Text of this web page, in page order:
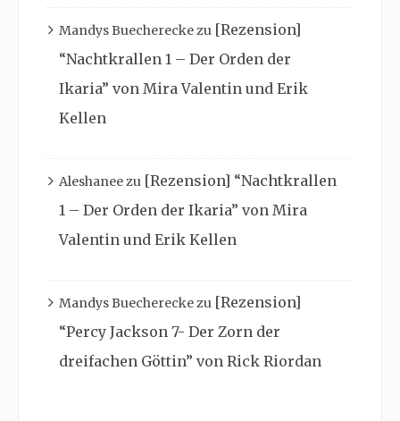
Mandys Buechereckezu [Rezension]
“Nachtkrallen 1 – Der Orden der
Ikaria” von Mira Valentin und Erik
Kellen
Aleshaneezu [Rezension] “Nachtkrallen
1 – Der Orden der Ikaria” von Mira
Valentin und Erik Kellen
Mandys Buechereckezu [Rezension]
“Percy Jackson 7- Der Zorn der
dreifachen Göttin” von Rick Riordan